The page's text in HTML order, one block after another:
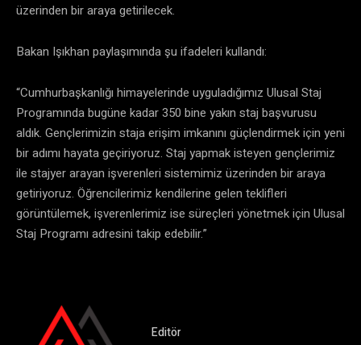
üzerinden bir araya getirilecek.
Bakan Işıkhan paylaşımında şu ifadeleri kullandı:
“Cumhurbaşkanlığı himayelerinde uyguladığımız Ulusal Staj
Programında bugüne kadar 350 bine yakın staj başvurusu
aldık. Gençlerimizin staja erişim imkanını güçlendirmek için yeni
bir adımı hayata geçiriyoruz. Staj yapmak isteyen gençlerimiz
ile stajyer arayan işverenleri sistemimiz üzerinden bir araya
getiriyoruz. Öğrencilerimiz kendilerine gelen teklifleri
görüntülemek, işverenlerimiz ise süreçleri yönetmek için Ulusal
Staj Programı adresini takip edebilir.”
Editör